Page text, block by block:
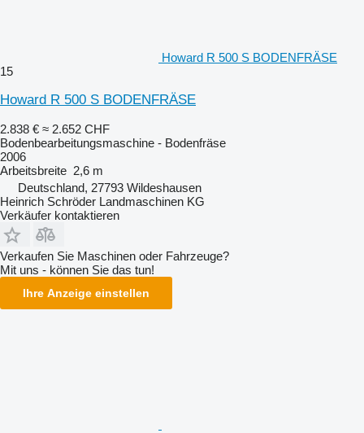
Howard R 500 S BODENFRÄSE
15
Howard R 500 S BODENFRÄSE
2.838 € ≈ 2.652 CHF
Bodenbearbeitungsmaschine - Bodenfräse
2006
Arbeitsbreite 2,6 m
Deutschland, 27793 Wildeshausen
Heinrich Schröder Landmaschinen KG
Verkäufer kontaktieren
Verkaufen Sie Maschinen oder Fahrzeuge?
Mit uns - können Sie das tun!
Ihre Anzeige einstellen